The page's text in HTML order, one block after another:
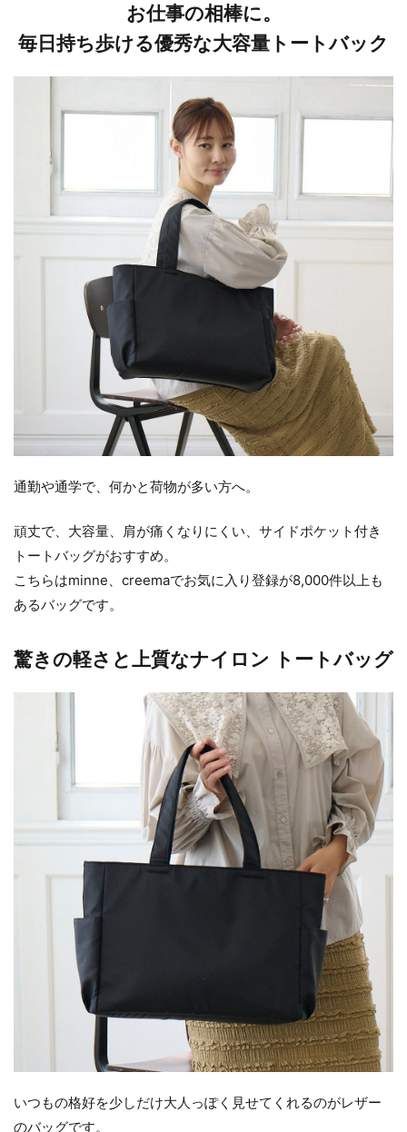
お仕事の相棒に。
毎日持ち歩ける優秀な大容量トートバック
通勤や通学で、何かと荷物が多い方へ。
頑丈で、大容量、肩が痛くなりにくい、サイドポケット付き
トートバッグがおすすめ。
こちらはminne、creemaでお気に入り登録が8,000件以上も
あるバッグです。
驚きの軽さと上質なナイロン トートバッグ
いつもの格好を少しだけ大人っぽく見せてくれるのがレザー
のバッグです。